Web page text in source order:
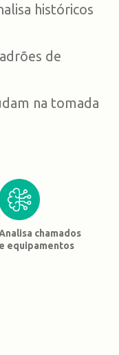
históricos
de
na tomada
chamados
e equipamentos